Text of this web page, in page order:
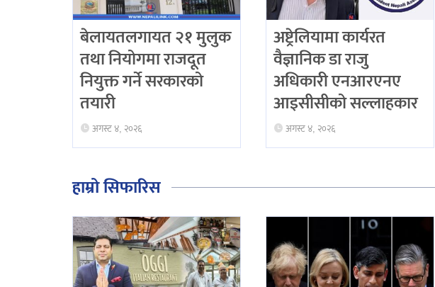
बेलायतलगायत २१ मुलुक
तथा नियोगमा राजदूत
नियुक्त गर्ने सरकारको
तयारी
अगस्ट ४, २०२६
अष्ट्रेलियामा कार्यरत
वैज्ञानिक डा राजु
अधिकारी एनआरएनए
आइसीसीको सल्लाहकार
अगस्ट ४, २०२६
हाम्रो सिफारिस